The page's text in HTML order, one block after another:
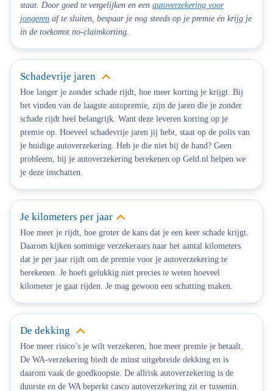
staat. Door goed te vergelijken en een autoverzekering voor
jongeren af te sluiten, bespaar je nog steeds op je premie én krijg je
in de toekomst no-claimkorting.
Schadevrije jaren
Hoe langer je zonder schade rijdt, hoe meer korting je krijgt. Bij
het vinden van de laagste autopremie, zijn de jaren die je zonder
schade rijdt heel belangrijk. Want deze leveren korting op je
premie op. Hoeveel schadevrije jaren jij hebt, staat op de polis van
je huidige autoverzekering. Heb je die niet bij de hand? Geen
probleem, bij je autoverzekering berekenen op Geld.nl helpen we
je deze inschatten.
Je kilometers per jaar
Hoe meer je rijdt, hoe groter de kans dat je een keer schade krijgt.
Daarom kijken sommige verzekeraars naar het aantal kilometers
dat je per jaar rijdt om de premie voor je autoverzekering te
berekenen. Je hoeft gelukkig niet precies te weten hoeveel
kilometer je gaat rijden. Je mag gewoon een schatting maken.
De dekking
Hoe meer risico’s je wilt verzekeren, hoe meer premie je betaalt.
De WA-verzekering biedt de minst uitgebreide dekking en is
daarom vaak de goedkoopste. De allrisk autoverzekering is de
duurste en de WA beperkt casco autoverzekering zit er tussenin.